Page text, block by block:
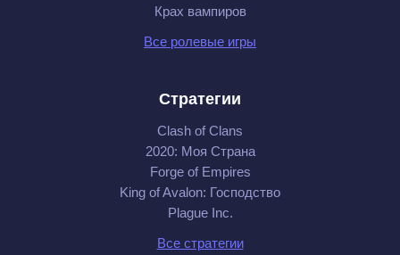
Крах вампиров
Все ролевые игры
Стратегии
Clash of Clans
2020: Моя Cтрана
Forge of Empires
King of Avalon: Господство
Plague Inc.
Все стратегии